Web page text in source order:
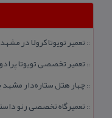
:: تعمیر تویوتا كرولا در
:: تعمیر تخصصی تویوتا
::چهار هتل‌ ستاره‌دار مشهد با فاصله
:: تعمیرگاه تخصصی رنو داستر در مشهد | ۱۰